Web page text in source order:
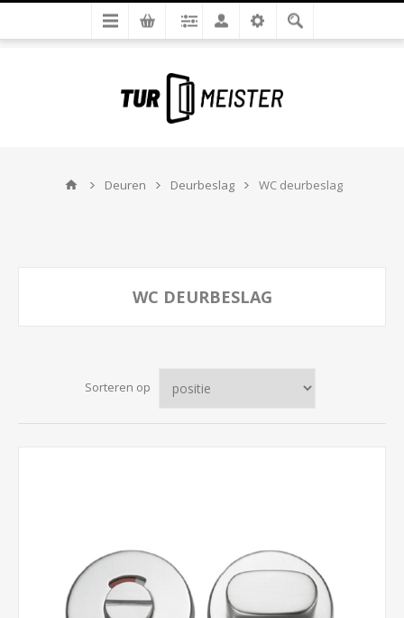
Deuren Deurbeslag WC deurbeslag
WC DEURBESLAG
Sorteren op